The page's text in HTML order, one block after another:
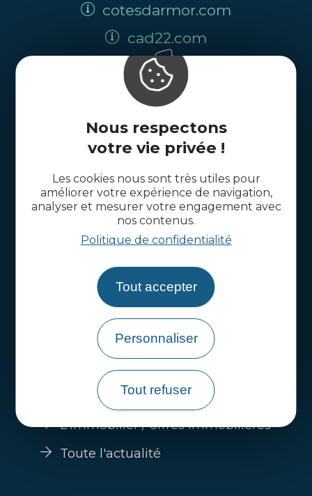
Nous respectons
votre vie privée !
Les cookies nous sont très utiles pour
améliorer votre expérience de navigation,
analyser et mesurer votre engagement avec
nos contenus.
Politique de confidentialité
Tout accepter
Personnaliser
Tout refuser
cotesdarmor.com
cad22.com
Qui sommes-nous ?
Votre projet projet d'installation
Guide s'installer en Côtes d'Armor
Nos filières économiques
Trouver un emploi
L'immobilier / offres immobilières
Toute l'actualité